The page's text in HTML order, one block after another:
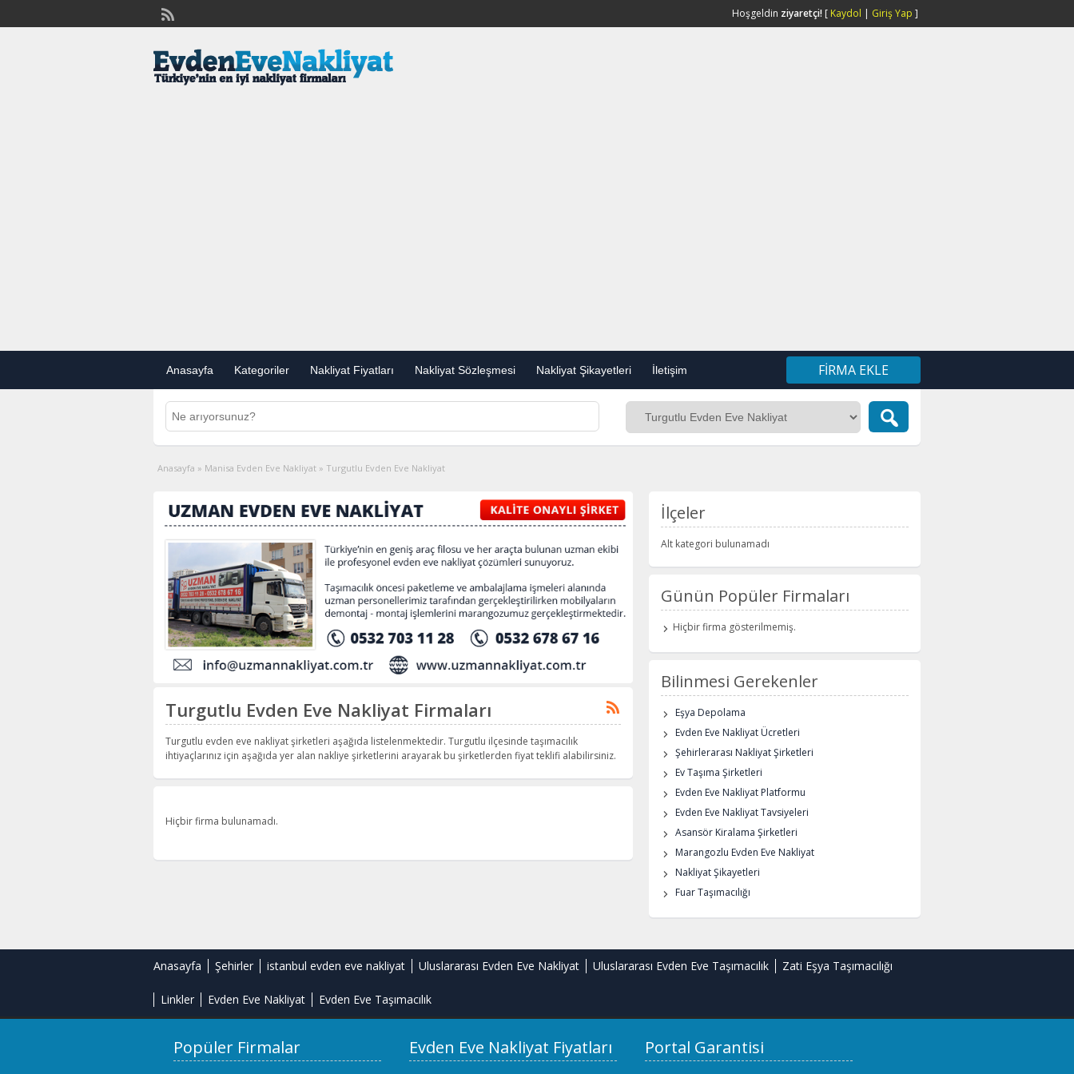
Hoşgeldin ziyaretçi! [ Kaydol | Giriş Yap ]
Anasayfa Kategoriler Nakliyat Fiyatları Nakliyat Sözleşmesi Nakliyat Şikayetleri İletişim FIRMA EKLE
Anasayfa » Manisa Evden Eve Nakliyat » Turgutlu Evden Eve Nakliyat
Turgutlu Evden Eve Nakliyat Firmaları
Turgutlu evden eve nakliyat şirketleri aşağıda listelenmektedir. Turgutlu ilçesinde taşımacılık
ihtiyaçlarınız için aşağıda yer alan nakliye şirketlerini arayarak bu şirketlerden fiyat teklifi alabilirsiniz.
Hiçbir firma bulunamadı.
İlçeler
Alt kategori bulunamadı
Günün Popüler Firmaları
Hiçbir firma gösterilmemiş.
Bilinmesi Gerekenler
Eşya Depolama
Evden Eve Nakliyat Ücretleri
Şehirlerarası Nakliyat Şirketleri
Ev Taşıma Şirketleri
Evden Eve Nakliyat Platformu
Evden Eve Nakliyat Tavsiyeleri
Asansör Kiralama Şirketleri
Marangozlu Evden Eve Nakliyat
Nakliyat Şikayetleri
Fuar Taşımacılığı
Anasayfa Şehirler istanbul evden eve nakliyat Uluslararası Evden Eve Nakliyat Uluslararası Evden Eve Taşımacılık Zati Eşya Taşımacılığı
Linkler Evden Eve Nakliyat Evden Eve Taşımacılık
Popüler Firmalar Evden Eve Nakliyat Fiyatları Portal Garantisi